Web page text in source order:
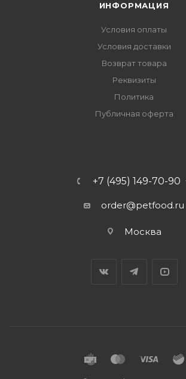
ИНФОРМАЦИЯ
Условия оплаты
Условия доставки
Возврат товара
Реквизиты
Политика
Публичная оферта
+7 (495) 149-70-90
order@petfood.ru
Москва